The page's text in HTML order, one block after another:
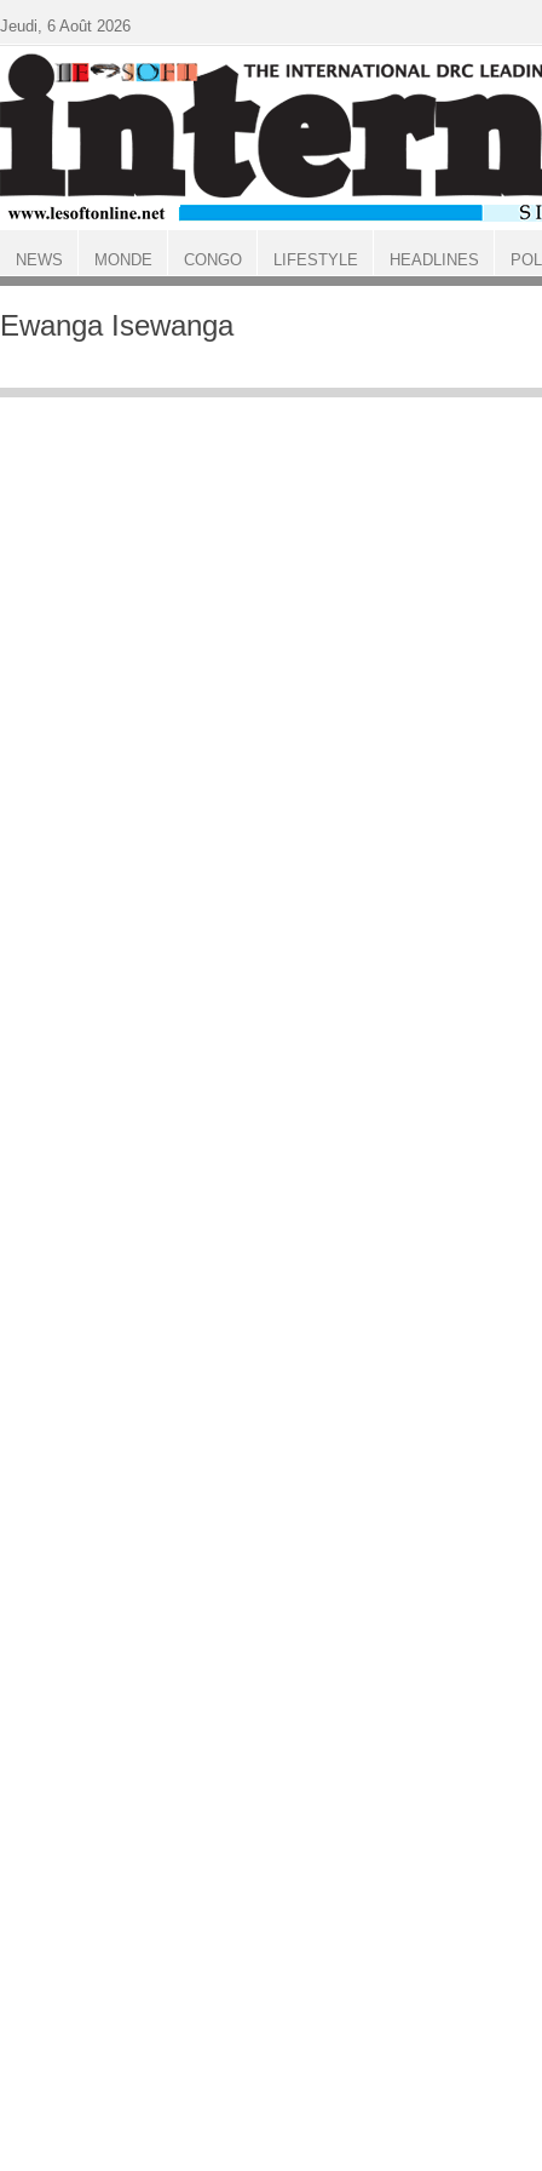
ACCUEIL
Ewanga Isewanga
Jeudi, 6 Août 2026
NEWS MONDE CONGO LIFESTYLE HEADLINES